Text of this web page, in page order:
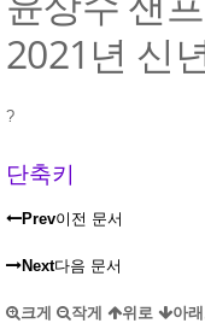
2021년 신
?
단축키
Prev이전 문서
Next다음 문서
크게 작게 위로 아